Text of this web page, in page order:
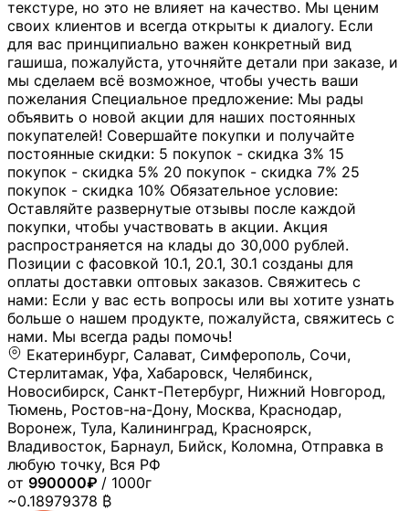
текстуре, но это не влияет на качество. Мы ценим
своих клиентов и всегда открыты к диалогу. Если
для вас принципиально важен конкретный вид
гашиша, пожалуйста, уточняйте детали при заказе, и
мы сделаем всё возможное, чтобы учесть ваши
пожелания Специальное предложение: Мы рады
объявить о новой акции для наших постоянных
покупателей! Совершайте покупки и получайте
постоянные скидки: 5 покупок - скидка 3% 15
покупок - скидка 5% 20 покупок - скидка 7% 25
покупок - скидка 10% Обязательное условие:
Оставляйте развернутые отзывы после каждой
покупки, чтобы участвовать в акции. Акция
распространяется на клады до 30,000 рублей.
Позиции с фасовкой 10.1, 20.1, 30.1 созданы для
оплаты доставки оптовых заказов. Свяжитесь с
нами: Если у вас есть вопросы или вы хотите узнать
больше о нашем продукте, пожалуйста, свяжитесь с
нами. Мы всегда рады помочь!
Екатеринбург, Салават, Симферополь, Сочи,
Стерлитамак, Уфа, Хабаровск, Челябинск,
Новосибирск, Санкт-Петербург, Нижний Новгород,
Тюмень, Ростов-на-Дону, Москва, Краснодар,
Воронеж, Тула, Калининград, Красноярск,
Владивосток, Барнаул, Бийск, Коломна, Отправка в
любую точку, Вся РФ
от 990000₽ / 1000г
~0.18979378 ₿